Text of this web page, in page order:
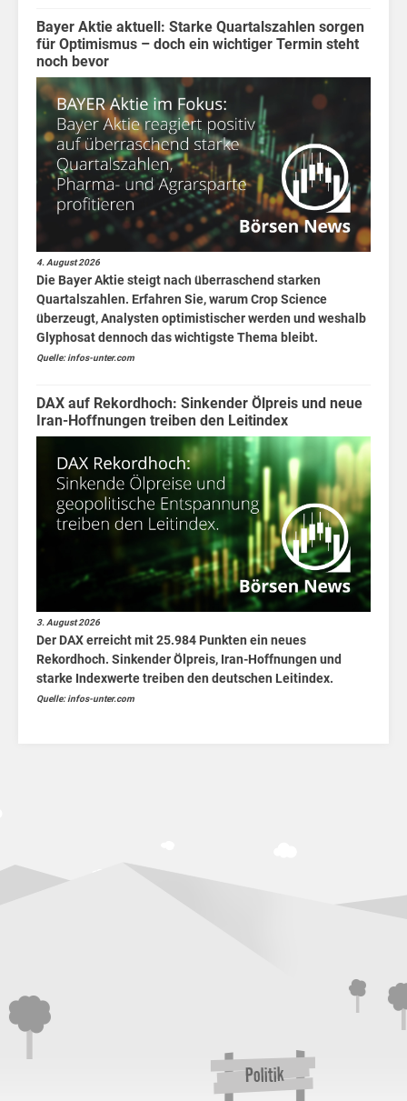
Bayer Aktie aktuell: Starke Quartalszahlen sorgen
für Optimismus – doch ein wichtiger Termin steht
noch bevor
4. August 2026
Die Bayer Aktie steigt nach überraschend starken
Quartalszahlen. Erfahren Sie, warum Crop Science
überzeugt, Analysten optimistischer werden und weshalb
Glyphosat dennoch das wichtigste Thema bleibt.
Quelle: infos-unter.com
DAX auf Rekordhoch: Sinkender Ölpreis und neue
Iran-Hoffnungen treiben den Leitindex
3. August 2026
Der DAX erreicht mit 25.984 Punkten ein neues
Rekordhoch. Sinkender Ölpreis, Iran-Hoffnungen und
starke Indexwerte treiben den deutschen Leitindex.
Quelle: infos-unter.com